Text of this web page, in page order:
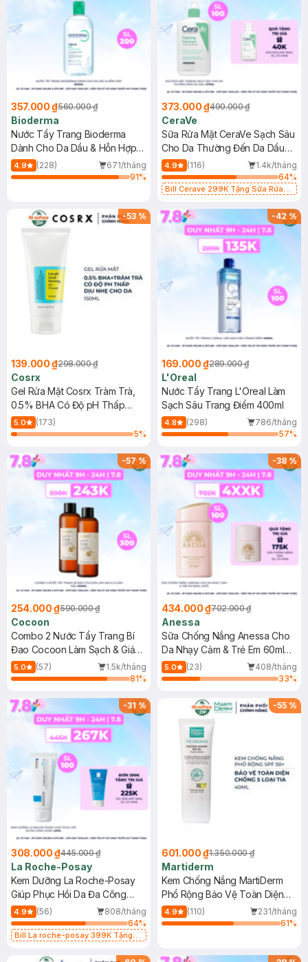
357.000 ₫560.000 ₫
Bioderma
Nước Tẩy Trang Bioderma
Dành Cho Da Dầu & Hỗn Hợp
500ml
4.9 (228)
671/tháng
91%
373.000 ₫490.000 ₫
CeraVe
Sữa Rửa Mặt CeraVe Sạch Sâu
Cho Da Thường Đến Da Dầu
473ml
4.9 (116)
1.4k/tháng
64%
Bill Cerave 299K Tặng Sữa Rửa
-53 %
139.000 ₫298.000 ₫
Cosrx
Gel Rửa Mặt Cosrx Tràm Trà,
0.5% BHA Có Độ pH Thấp
150ml
5.0
(173)
5%
-42%
169.000 ₫289.000 ₫
L'Oreal
Nước Tẩy Trang L'Oreal Làm
Sạch Sâu Trang Điểm 400ml
4.8 (298)
786/tháng
57%
-57%
254.000 ₫590.000 ₫
Cocoon
Combo 2 Nước Tẩy Trang Bí
Đao Cocoon Làm Sạch & Giảm
Dầu 500ml
5.0 (57)
1.5k/tháng
81%
-38%
434.000 ₫702.000 ₫
Anessa
Sữa Chống Nắng Anessa Cho
Da Nhạy Cảm & Trẻ Em 60ml
(Mới)
5.0 (23)
408/tháng
33%
-31%
308.000 ₫445.000 ₫
La Roche-Posay
Kem Dưỡng La Roche-Posay
Giúp Phục Hồi Da Đa Công
Dụng 40ml
4.9 (56)
808/tháng
64%
Bill La roche-posay 399K Tặng
(SL có hạn)
-55 %
601.000 ₫1.350.000 ₫
Martiderm
Kem Chống Nắng MartiDerm
Phổ Rộng Bảo Vệ Toàn Diện
40ml
4.9 (110)
231/tháng
61%